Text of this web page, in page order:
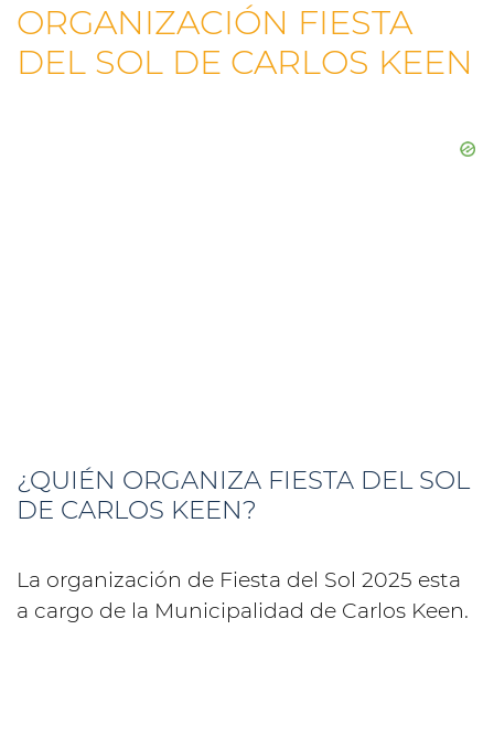
ORGANIZACIÓN FIESTA
DEL SOL DE CARLOS KEEN
¿QUIÉN ORGANIZA FIESTA DEL SOL
DE CARLOS KEEN?
La organización de Fiesta del Sol 2025 esta
a cargo de la Municipalidad de Carlos Keen.